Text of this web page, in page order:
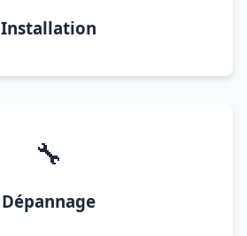
Installation
🔧
Dépannage